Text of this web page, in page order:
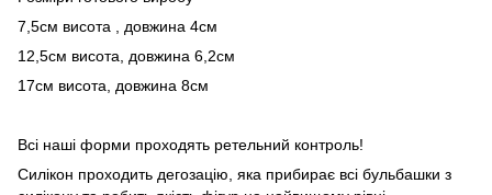
7,5см висота , довжина 4см
12,5см висота, довжина 6,2см
17см висота, довжина 8см
Всі наші форми проходять ретельний контроль!
Силікон проходить дегозацію, яка прибирає всі бульбашки з